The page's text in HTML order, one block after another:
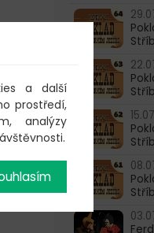
a další
prostředí,
analýzy